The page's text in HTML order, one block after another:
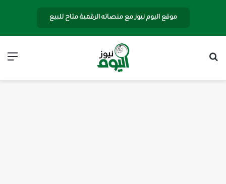
موقع اليوم نيوز مع منصاته الرقمية متاح للبيع